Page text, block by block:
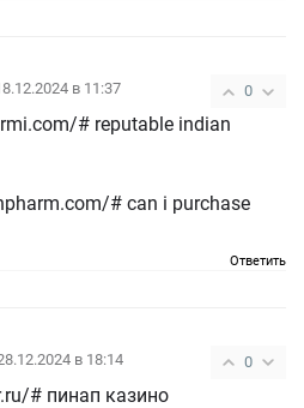
0
в 11:37
# reputable indian
# can i purchase
Ответить
0
в 18:14
# пинап казино